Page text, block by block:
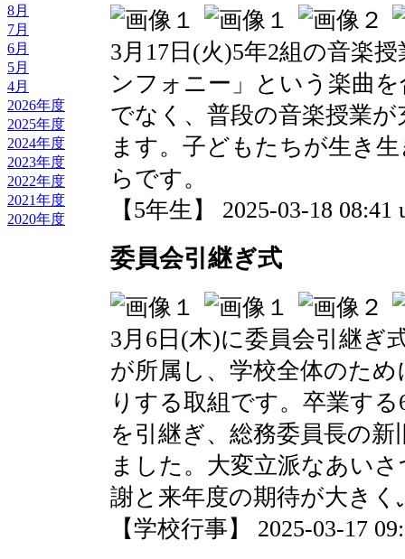
8月
7月
6月
5月
4月
2026年度
2025年度
2024年度
2023年度
2022年度
2021年度
2020年度
3月17日(火)5年2組の音楽
ンフォニー」という楽曲
でなく、普段の音楽授業
ます。子どもたちが生き
らです。
【5年生】 2025-03-18 08:41
委員会引継ぎ式
3月6日(木)に委員会引継ぎ
が所属し、学校全体のた
りする取組です。卒業す
を引継ぎ、総務委員長の
ました。大変立派なあい
謝と来年度の期待が大き
【学校行事】 2025-03-17